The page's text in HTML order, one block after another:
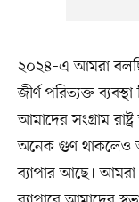
২০২৪–এ আমরা বলছি,
জীর্ণ পরিত্যক্ত
আমাদের সংগ্রাম
অনেক গুণ থাকলেও
ব্যাপার আছে।